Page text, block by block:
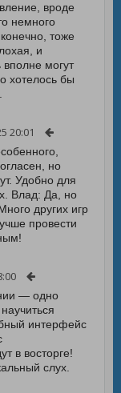
вроде
немного
тоже
и
вполне могут
хотелось бы
20:01
но
Удобно для
Влад: Да, но
других игр
провести
— одно
интерфейс
в восторге!
слух.